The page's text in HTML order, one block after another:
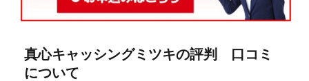
真心キャッシングミツキの評判 口コミ
について